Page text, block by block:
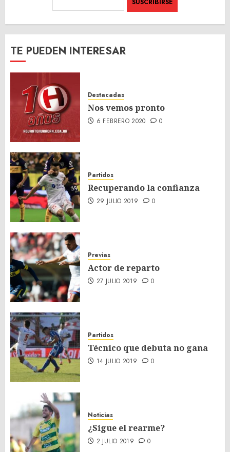
TE PUEDEN INTERESAR
Destacadas
Nos vemos pronto
6 FEBRERO 2020 0
Partidos
Recuperando la confianza
29 JULIO 2019 0
Previas
Actor de reparto
27 JULIO 2019 0
Partidos
Técnico que debuta no gana
14 JULIO 2019 0
Noticias
¿Sigue el rearme?
2 JULIO 2019 0